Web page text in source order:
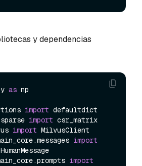
y dependencias
as np
import
import
import
import
import